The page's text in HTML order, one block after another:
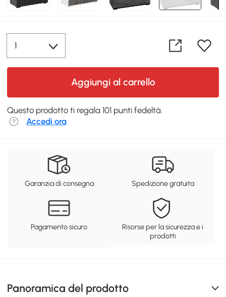
Aggiungi al carrello
Questo prodotto ti regala 101 punti fedeltà.
Accedi ora
Garanzia di consegna Spedizione gratuita
Pagamento sicuro
Risorse per la sicurezza e i
prodotti
Panoramica del prodotto